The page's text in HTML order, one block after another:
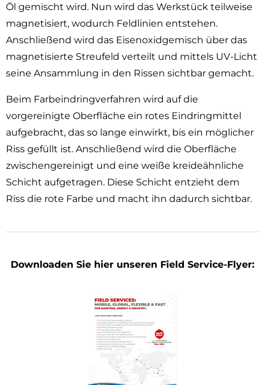
Öl gemischt wird. Nun wird das Werkstück teilweise
magnetisiert, wodurch Feldlinien entstehen.
Anschließend wird das Eisenoxidgemisch über das
magnetisierte Streufeld verteilt und mittels UV-Licht
seine Ansammlung in den Rissen sichtbar gemacht.
Beim Farbeindringverfahren wird auf die
vorgereinigte Oberfläche ein rotes Eindringmittel
aufgebracht, das so lange einwirkt, bis ein möglicher
Riss gefüllt ist. Anschließend wird die Oberfläche
zwischengereinigt und eine weiße kreideähnliche
Schicht aufgetragen. Diese Schicht entzieht dem
Riss die rote Farbe und macht ihn dadurch sichtbar.
Downloaden Sie hier unseren Field Service-Flyer: